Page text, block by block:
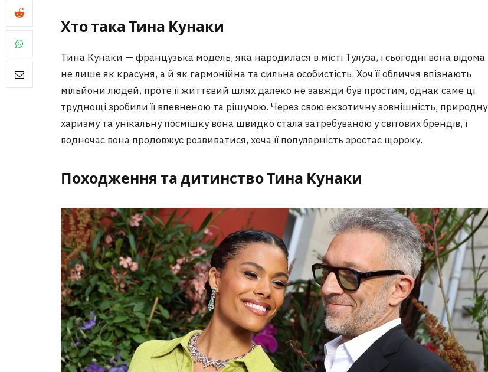
Хто така Тина Кунаки
Тина Кунаки — французька модель, яка народилася в місті Тулуза, і сьогодні вона відома
не лише як красуня, а й як гармонійна та сильна особистість. Хоч її обличчя впізнають
мільйони людей, проте її життєвий шлях далеко не завжди був простим, однак саме ці
труднощі зробили її впевненою та рішучою. Через свою екзотичну зовнішність, природну
харизму та унікальну посмішку вона швидко стала затребуваною у світових брендів, і
водночас вона продовжує розвиватися, хоча її популярність зростає щороку.
Походження та дитинство Тина Кунаки